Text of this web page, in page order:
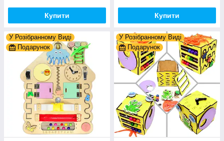
Купити Купити
У Розібранному Виді
Подарунок
У Розібранному Виді
Подарунок